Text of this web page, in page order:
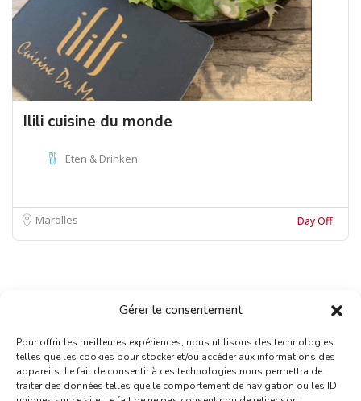
Gérer le consentement
Pour offrir les meilleures expériences, nous utilisons des technologies
telles que les cookies pour stocker et/ou accéder aux informations des
appareils. Le fait de consentir à ces technologies nous permettra de
traiter des données telles que le comportement de navigation ou les ID
Ilili cuisine du monde
Eten & Drinken
Marolles Day Off